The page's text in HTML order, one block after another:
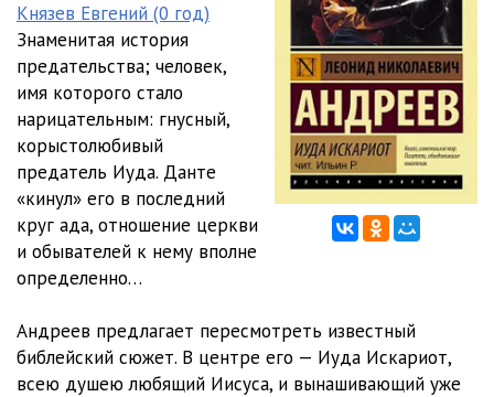
09. Леонид Андреев - Глава 9 (чит. Ильин Р.) 20:11
Князев Евгений (0 год)
Знаменитая история
предательства; человек,
имя которого стало
нарицательным: гнусный,
корыстолюбивый
предатель Иуда. Данте
«кинул» его в последний
круг ада, отношение церкви
и обывателей к нему вполне
определенно…
Андреев предлагает пересмотреть известный
библейский сюжет. В центре его — Иуда Искариот,
всею душею любящий Иисуса, и вынашивающий уже